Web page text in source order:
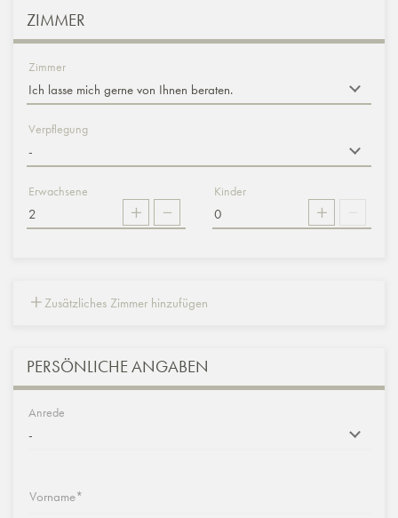
ZIMMER
Zimmer
Verpflegung
Erwachsene Kinder
Zusätzliches Zimmer hinzufügen
PERSÖNLICHE ANGABEN
Anrede
Vorname